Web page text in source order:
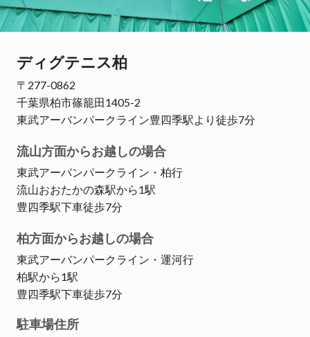
ディグテニス柏
〒277-0862
千葉県柏市篠籠田1405-2
東武アーバンパークライン豊四季駅より徒歩7分
流山方面からお越しの場合
東武アーバンパークライン・柏行
流山おおたかの森駅から1駅
豊四季駅下車徒歩7分
柏方面からお越しの場合
東武アーバンパークライン・運河行
柏駅から1駅
豊四季駅下車徒歩7分
駐車場住所